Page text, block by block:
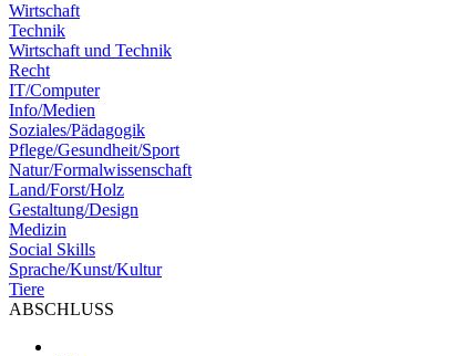
Wirtschaft
Technik
Wirtschaft und Technik
Recht
IT/Computer
Info/Medien
Soziales/Pädagogik
Pflege/Gesundheit/Sport
Natur/Formalwissenschaft
Land/Forst/Holz
Gestaltung/Design
Medizin
Social Skills
Sprache/Kunst/Kultur
Tiere
ABSCHLUSS